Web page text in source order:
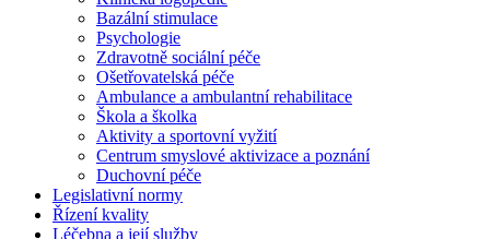
Bazální stimulace
Psychologie
Zdravotně sociální péče
Ošetřovatelská péče
Ambulance a ambulantní rehabilitace
Škola a školka
Aktivity a sportovní vyžití
Centrum smyslové aktivizace a poznání
Duchovní péče
Legislativní normy
Řízení kvality
Léčebna a její služby